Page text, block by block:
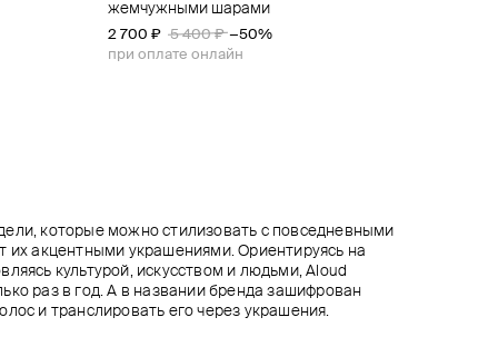
жемчужными шарами
2 700 ₽ 5 400 ₽ −50%
при оплате онлайн
коллекция»
3 520 ₽ 4 400 ₽ −20%
при оплате онлайн
3 510 ₽ 3 900 ₽ −10%
при оплате онлайн
рельефом
3 600 ₽ 4 500 ₽ −20%
при оплате онлайн
которые можно стилизовать с повседневными
их акцентными украшениями. Ориентируясь на
культурой, искусством и людьми, Aloud
раз в год. А в названии бренда зашифрован
и транслировать его через украшения.